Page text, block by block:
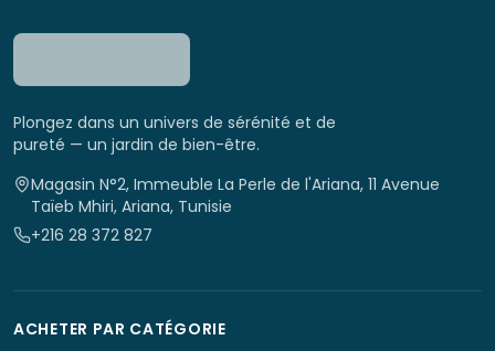
Plongez dans un univers de sérénité et de
pureté — un jardin de bien-être.
Magasin N°2, Immeuble La Perle de l'Ariana, 11 Avenue
Taïeb Mhiri, Ariana, Tunisie
+216 28 372 827
ACHETER PAR CATÉGORIE